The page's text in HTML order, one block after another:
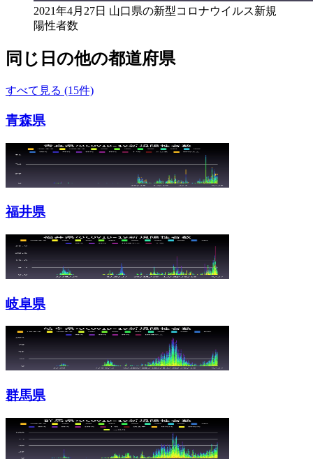
2021年4月27日 山口県の新型コロナウイルス新規
陽性者数
同じ日の他の都道府県
すべて見る (15件)
青森県
福井県
岐阜県
群馬県